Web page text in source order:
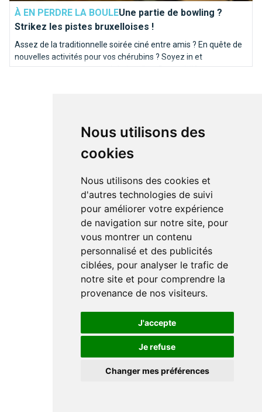
Nous utilisons des
cookies
Nous utilisons des cookies et
d'autres technologies de suivi
pour améliorer votre expérience
de navigation sur notre site, pour
vous montrer un contenu
personnalisé et des publicités
ciblées, pour analyser le trafic de
notre site et pour comprendre la
provenance de nos visiteurs.
J'accepte
Je refuse
Changer mes préférences
À EN PERDRE LA BOULEUne partie de bowling ?
Strikez les pistes bruxelloises !
Assez de la traditionnelle soirée ciné entre amis ? En quête de
nouvelles activités pour vos chérubins ? Soyez in et
programmez-vous une soirée bowling. Brusselslife a